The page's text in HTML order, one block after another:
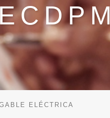
ELÉCTRICA